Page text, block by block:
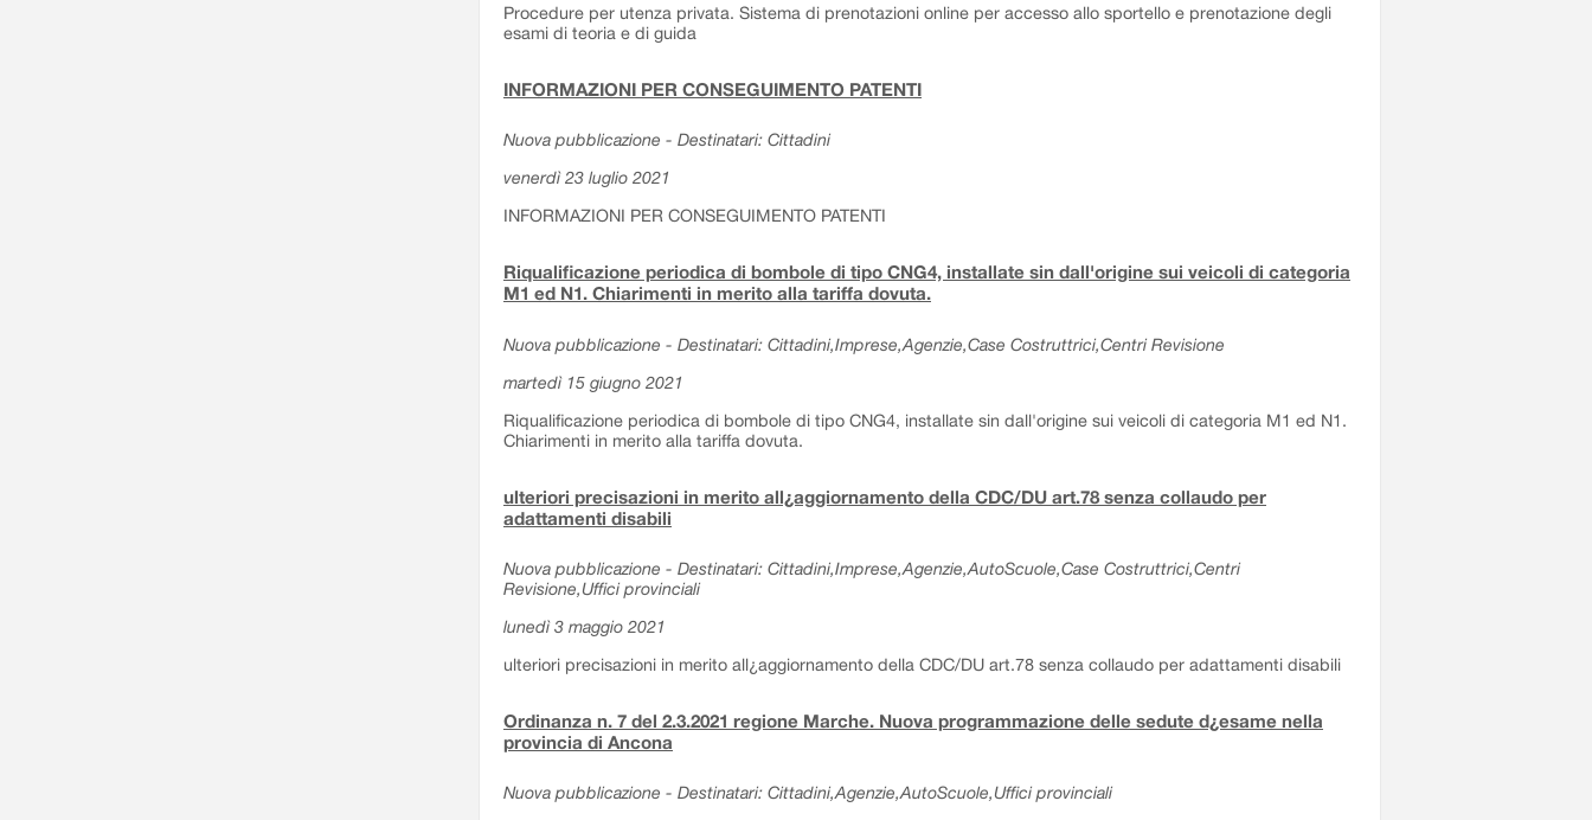
Procedure per utenza privata. Sistema di prenotazioni online per accesso allo sportello e prenotazione degli
esami di teoria e di guida
INFORMAZIONI PER CONSEGUIMENTO PATENTI
Nuova pubblicazione - Destinatari: Cittadini
venerdì 23 luglio 2021
INFORMAZIONI PER CONSEGUIMENTO PATENTI
Riqualificazione periodica di bombole di tipo CNG4, installate sin dall'origine sui veicoli di categoria
M1 ed N1. Chiarimenti in merito alla tariffa dovuta.
Nuova pubblicazione - Destinatari: Cittadini,Imprese,Agenzie,Case Costruttrici,Centri Revisione
martedì 15 giugno 2021
Riqualificazione periodica di bombole di tipo CNG4, installate sin dall'origine sui veicoli di categoria M1 ed N1.
Chiarimenti in merito alla tariffa dovuta.
ulteriori precisazioni in merito all¿aggiornamento della CDC/DU art.78 senza collaudo per
adattamenti disabili
Nuova pubblicazione - Destinatari: Cittadini,Imprese,Agenzie,AutoScuole,Case Costruttrici,Centri
Revisione,Uffici provinciali
lunedì 3 maggio 2021
ulteriori precisazioni in merito all¿aggiornamento della CDC/DU art.78 senza collaudo per adattamenti disabili
Ordinanza n. 7 del 2.3.2021 regione Marche. Nuova programmazione delle sedute d¿esame nella
provincia di Ancona
Nuova pubblicazione - Destinatari: Cittadini,Agenzie,AutoScuole,Uffici provinciali